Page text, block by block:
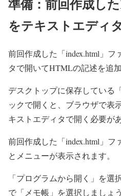
準備：前回作成し
をテキストエディ
前回作成した「index.html」フ
タで開いてHTMLの記述を追
デスクトップに保存している
ックで開くと、ブラウザで表
キストエディタで開く必要が
前回作成した「index.html」
とメニューが表示されます。
「プログラムから開く」を
で「メモ帳」を選択しましょう